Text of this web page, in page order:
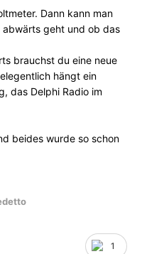
Dann kann man
abwärts geht und ob das
brauchst du eine neue
hängt ein
das Delphi Radio im
beides wurde so schon
1